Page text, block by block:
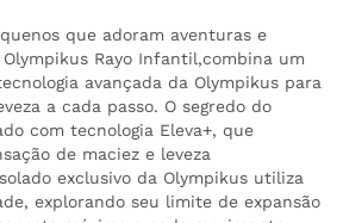
que adoram aventuras e
Rayo Infantil,combina um
avançada da Olympikus para
a cada passo. O segredo do
com tecnologia Eleva+, que
de maciez e leveza
exclusivo da Olympikus utiliza
explorando seu limite de expansão